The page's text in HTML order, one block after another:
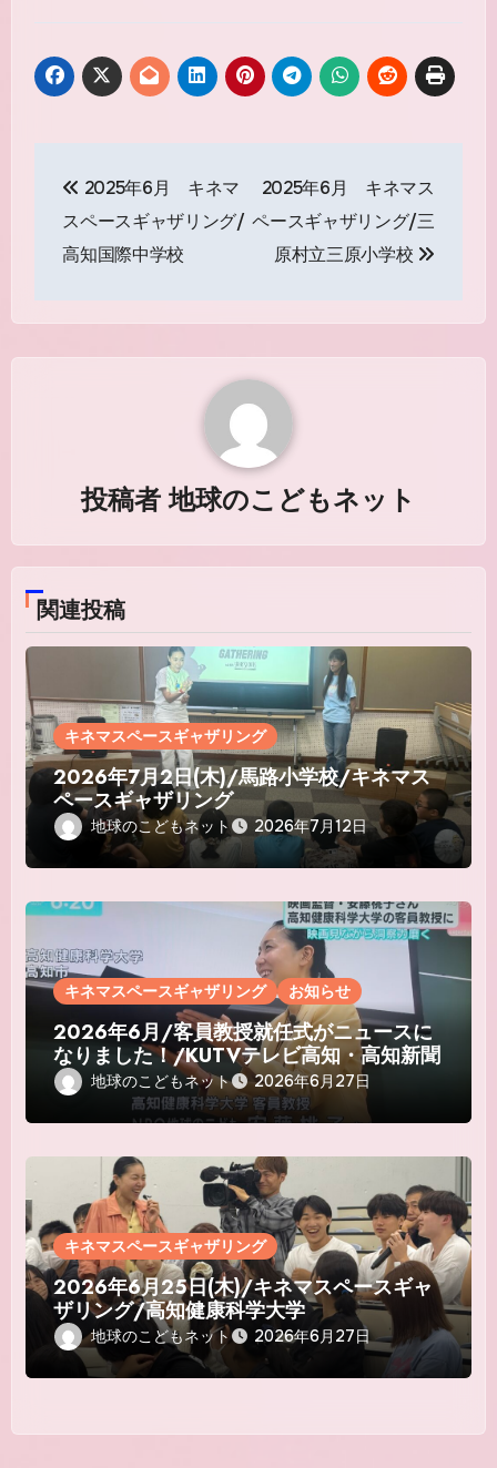
稿
ナ
ゲ
2025年6月 キネマ
スペースギャザリング/
高知国際中学校
2025年6月 キネマス
ペースギャザリング/三
原村立三原小学校
投稿者地球のこどもネット
関連投稿
キネマスペースギャザリング
2026年7月2日(木)/馬路小学校/キネマス
ペースギャザリング
地球のこどもネット 2026年7月12日
キネマスペースギャザリング お知らせ
2026年6月/客員教授就任式がニュースに
なりました！/KUTVテレビ高知・高知新聞
地球のこどもネット 2026年6月27日
キネマスペースギャザリング
2026年6月25日(木)/キネマスペースギャ
ザリング/高知健康科学大学
地球のこどもネット 2026年6月27日